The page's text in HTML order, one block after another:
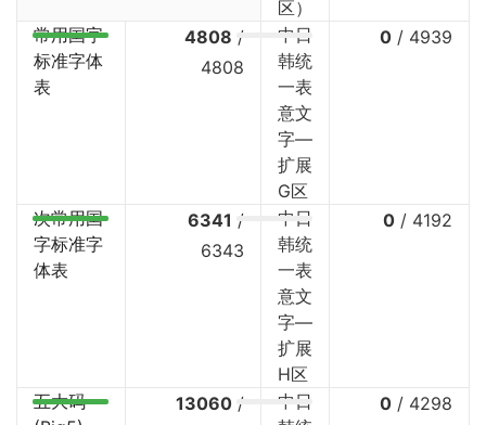
区）
常用国字
标准字体
表
4808 /
4808
中日
韩统
一表
意文
字—
扩展
G区
0 / 4939
次常用国
字标准字
体表
6341 /
6343
中日
韩统
一表
意文
字—
扩展
H区
0 / 4192
五大码
13060 /
中日
0 / 4298